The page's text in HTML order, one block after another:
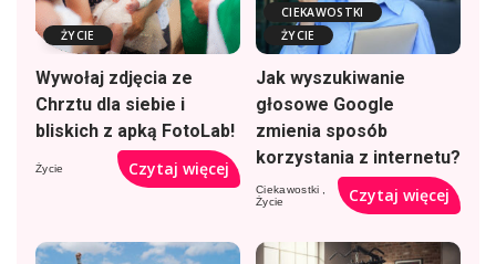
ŻYCIE
Wywołaj zdjęcia ze
Chrztu dla siebie i
bliskich z apką FotoLab!
Życie Czytaj więcej
CIEKAWOSTKI
ŻYCIE
Jak wyszukiwanie
głosowe Google
zmienia sposób
korzystania z internetu?
Ciekawostki
Życie
Czytaj więcej